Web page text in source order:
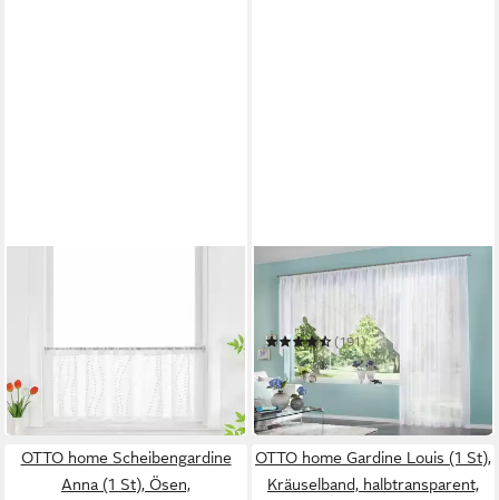
in 5-6 Werktagen bei dir
OTTO HOME
Gardine Missy
Mehrere Größen
(191)
ab 15,49 € UVP33,99 €
-54%
in 2-3 Werktagen bei dir
OTTO home Scheibengardine
Anna (1 St), Ösen,
OTTO home Gardine Louis (1 St),
Kräuselband, halbtransparent,